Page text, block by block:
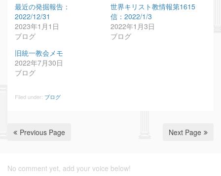
最近の発掘報告：
2022/12/31
2023年1月1日
ブログ
世界キリスト教情報第1615
信：2022/1/3
2022年1月3日
ブログ
旧統一教会メモ
2022年7月30日
ブログ
Filed under: ブログ
Previous Page Next Page
No comment yet, add your voice below!